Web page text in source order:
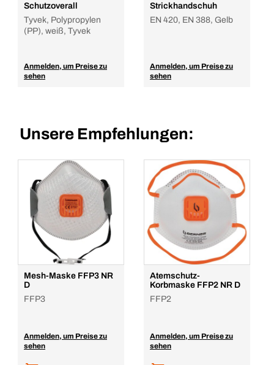
Schutzoverall
Tyvek, Polypropylen
(PP), weiß, Tyvek
Anmelden, um Preise zu
sehen
Strickhandschuh
EN 420, EN 388, Gelb
Anmelden, um Preise zu
sehen
Unsere Empfehlungen:
Mesh-Maske FFP3 NR
D
FFP3
Anmelden, um Preise zu
sehen
Atemschutz-
Korbmaske FFP2 NR D
FFP2
Anmelden, um Preise zu
sehen